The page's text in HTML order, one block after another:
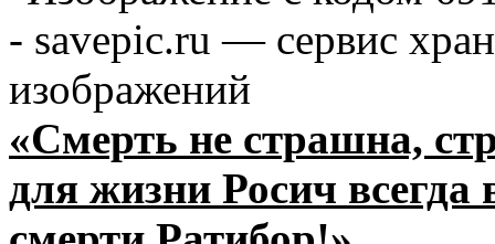
«Смерть не страшна,
для жизни Росич